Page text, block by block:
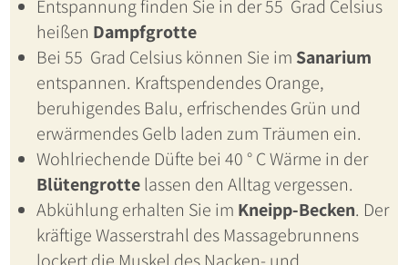
Entspannung finden Sie in der 55 Grad Celsius
heißen Dampfgrotte
Bei 55 Grad Celsius können Sie im Sanarium
entspannen. Kraftspendendes Orange,
beruhigendes Balu, erfrischendes Grün und
erwärmendes Gelb laden zum Träumen ein.
Wohlriechende Düfte bei 40 ° C Wärme in der
Blütengrottelassen den Alltag vergessen.
Abkühlung erhalten Sie im Kneipp-Becken. Der
kräftige Wasserstrahl des Massagebrunnens